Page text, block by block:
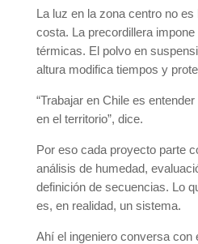
La luz en la zona centro no
costa. La precordillera
térmicas. El polvo en
altura modifica tiempos y
“Trabajar en Chile es
en el territorio”, dice.
Por eso cada proyecto parte
análisis de humedad,
definición de secuencias. Lo
es, en realidad, un sistema.
Ahí el ingeniero conversa con